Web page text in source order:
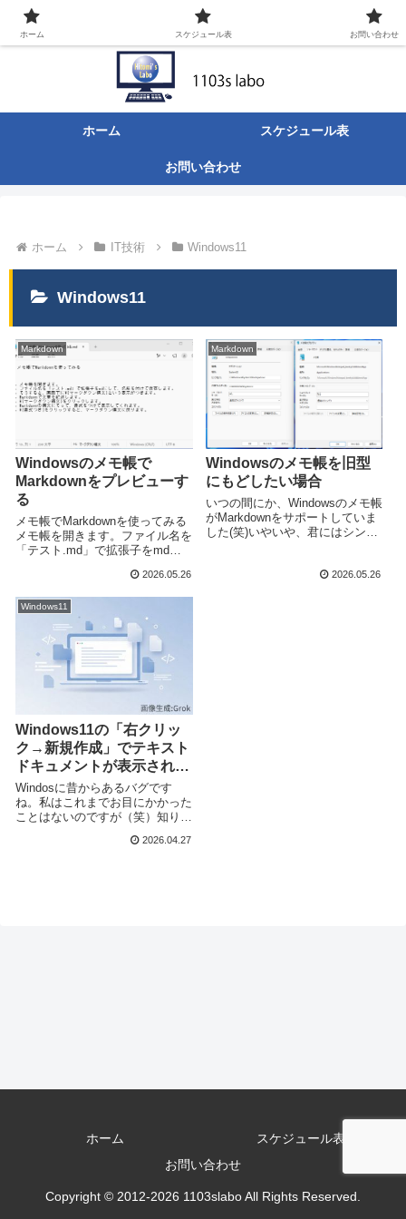
ITなんでも屋の日々のあれこれ。
ホーム スケジュール表
お問い合わせ
ホーム IT技術 Windows11
Windows11
Markdown
Windowsのメモ帳で
Markdownをプレビューす
る
メモ帳でMarkdownを使ってみる
メモ帳を開きます。ファイル名を
「テスト.md」で拡張子をmdに
そうすると、画面下にという表示
がつきます。Markdownで文章を
記述します。をクリックします。
Markdown
2026.05.26
Markdown
Windowsのメモ帳を旧型
にもどしたい場合
いつの間にか、Windowsのメモ帳
がMarkdownをサポートしていま
した(笑)いやいや、君にはシンプ
Markdown機能なしに戻してみま
2026.05.26
Windows11
Windows11の「右クリッ
ク→新規作成」でテキスト
ドキュメントが表示されな
い件
Windosに昔からあるバグです
ね。私はこれまでお目にかかった
ことはないのですが（笑）知り合
会に忘備録として残しておきま
2026.04.27
ホーム
スケジュール表
お問い合わせ
Copyright © 2012-2026 1103slabo All Rights Reserved.
ホーム スケジュール表 お問い合わせ